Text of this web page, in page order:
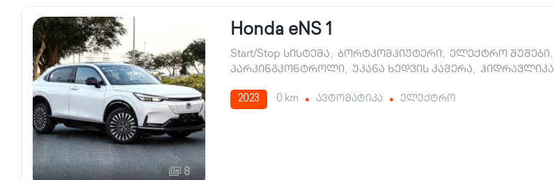
8
Honda eNS 1
Start/Stop სისტემა, ბორტკომპიუტერი, ელექტრო შუშები,
პარკინგკონტროლი, უკანა ხედვის კამერა, ჰიდრავლიკა
2023 0 km ავტომატიკა ელექტრო